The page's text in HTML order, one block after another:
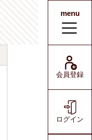
menu
会員登録
ログイン